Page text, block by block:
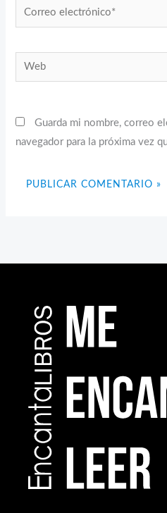
Correo
electrónico*
Web
Guarda mi nombre, correo
navegador para la próxima vez